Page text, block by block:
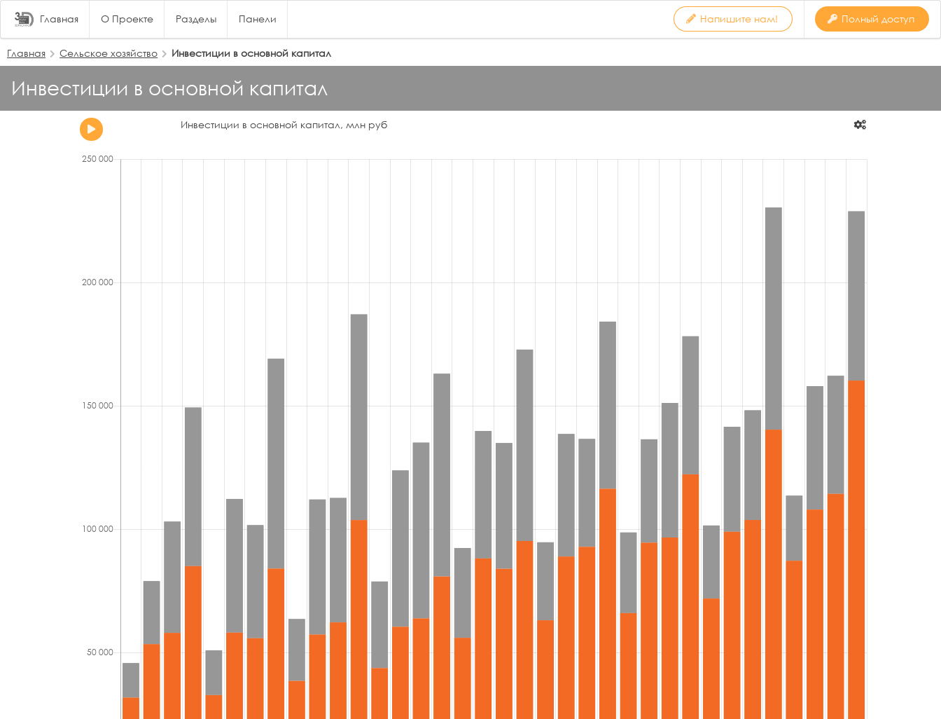
Главная О Проекте Разделы Панели Напишите нам! Полный доступ
Главная Сельское хозяйство Инвестиции в основной капитал
Инвестиции в основной капитал
Инвестиции в основной капитал, млн руб